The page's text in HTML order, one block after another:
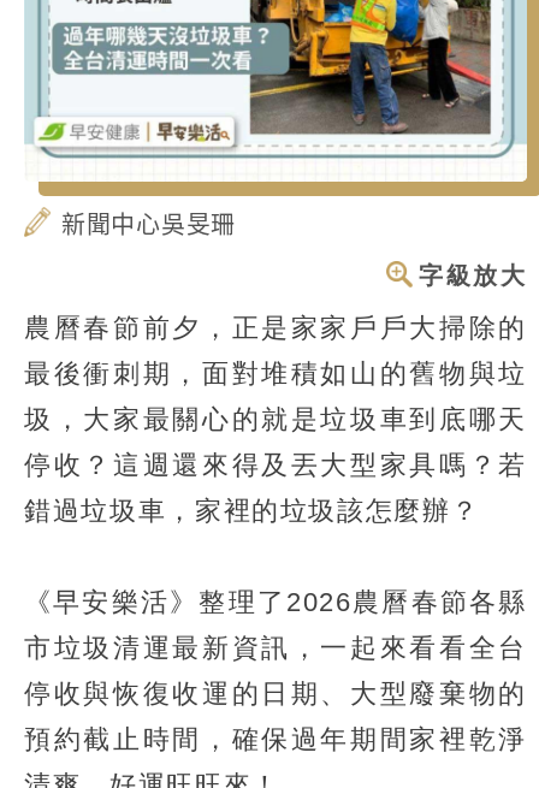
新聞中心吳旻珊
字級放大
農曆春節前夕，正是家家戶戶大掃除的
最後衝刺期，面對堆積如山的舊物與垃
圾，大家最關心的就是垃圾車到底哪天
停收？這週還來得及丟大型家具嗎？若
錯過垃圾車，家裡的垃圾該怎麼辦？
《早安樂活》整理了2026農曆春節各縣
市垃圾清運最新資訊，一起來看看全台
停收與恢復收運的日期、大型廢棄物的
預約截止時間，確保過年期間家裡乾淨